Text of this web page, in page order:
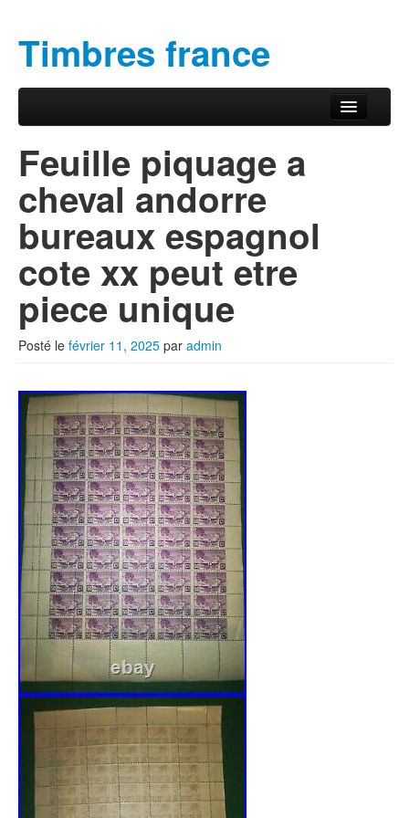
Timbres france
Menu principal
Feuille piquage a
cheval andorre
bureaux espagnol
cote xx peut etre
piece unique
Posté le février 11, 2025 par admin